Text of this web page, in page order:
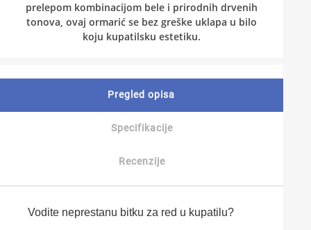
prelepom kombinacijom bele i prirodnih drvenih
tonova, ovaj ormarić se bez greške uklapa u bilo
koju kupatilsku estetiku.
Pregled opisa
Specifikacije
Recenzije
Vodite neprestanu bitku za red u kupatilu?